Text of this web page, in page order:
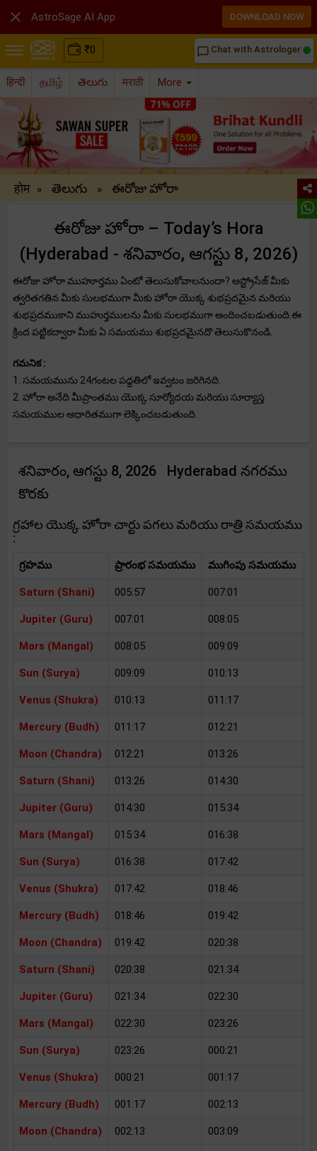
₹0 chat_bubble_outline Chat with Astrologer
हिन्दी தமிழ் తెలుగు मराठी More
होम » తెలుగు » ఈరోజు హోరా
ఈరోజు హోరా – Today’s Hora
(Hyderabad - శనివారం, ఆగస్టు 8, 2026)
ఈరోజు హోరా ముహూర్తము ఏంటో తెలుసుకోవాలనుందా? ఆస్ట్రోసేజ్ మీకు
త్వరితగతిన మీకు సులభముగా మీకు హోరా యొక్క శుభప్రదమైన మరియు
శుభప్రదముకాని ముహుర్తములను మీకు సులభముగా అందించబడుతుంది.ఈ
క్రింద పట్టికద్వారా మీకు ఏ సమయము శుభప్రదమైనదొ తెలుసుకొనండి.
గమనిక :
1. సమయమును 24గంటల పద్దతిలో ఇవ్వటం జరిగినది.
2. హోరా అనేది మీప్రాంతము యొక్క సూర్యోదయ మరియు సూర్యాస్త
సమయముల ఆధారితముగా లెక్కించబడుతుంది.
శనివారం, ఆగస్టు 8, 2026 Hyderabad నగరము
కొరకు
గ్రహాల యొక్క హోరా చార్టు పగలు మరియు రాత్రి సమయము
:
గ్రహము ప్రారంభ సమయము ముగింపు సమయము
Saturn (Shani) 005:57 007:01
Jupiter (Guru) 007:01 008:05
Mars (Mangal) 008:05 009:09
Sun (Surya) 009:09 010:13
Venus (Shukra) 010:13 011:17
Mercury (Budh) 011:17 012:21
Moon (Chandra) 012:21 013:26
Saturn (Shani) 013:26 014:30
Jupiter (Guru) 014:30 015:34
Mars (Mangal) 015:34 016:38
Sun (Surya) 016:38 017:42
Venus (Shukra) 017:42 018:46
Mercury (Budh) 018:46 019:42
Moon (Chandra) 019:42 020:38
Saturn (Shani) 020:38 021:34
Jupiter (Guru) 021:34 022:30
Mars (Mangal) 022:30 023:26
Sun (Surya) 023:26 000:21
Venus (Shukra) 000:21 001:17
Mercury (Budh) 001:17 002:13
Moon (Chandra) 002:13 003:09
 AstroSage AI App DOWNLOAD NOW